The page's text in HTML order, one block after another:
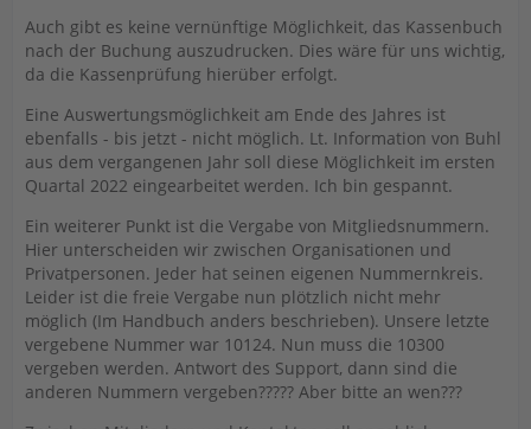
Auch gibt es keine vernünftige Möglichkeit, das Kassenbuch
nach der Buchung auszudrucken. Dies wäre für uns wichtig,
da die Kassenprüfung hierüber erfolgt.
Eine Auswertungsmöglichkeit am Ende des Jahres ist
ebenfalls - bis jetzt - nicht möglich. Lt. Information von Buhl
aus dem vergangenen Jahr soll diese Möglichkeit im ersten
Quartal 2022 eingearbeitet werden. Ich bin gespannt.
Ein weiterer Punkt ist die Vergabe von Mitgliedsnummern.
Hier unterscheiden wir zwischen Organisationen und
Privatpersonen. Jeder hat seinen eigenen Nummernkreis.
Leider ist die freie Vergabe nun plötzlich nicht mehr
möglich (Im Handbuch anders beschrieben). Unsere letzte
vergebene Nummer war 10124. Nun muss die 10300
vergeben werden. Antwort des Support, dann sind die
anderen Nummern vergeben????? Aber bitte an wen???